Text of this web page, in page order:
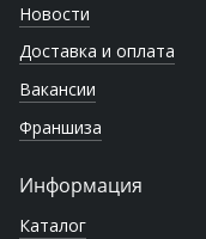
Новости
Доставка и оплата
Вакансии
Франшиза
Информация
Каталог